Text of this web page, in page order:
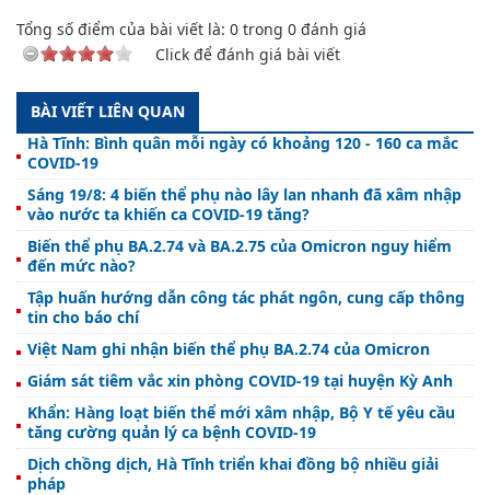
Tổng số điểm của bài viết là: 0 trong 0 đánh giá
Click để đánh giá bài viết
BÀI VIẾT LIÊN QUAN
Hà Tĩnh: Bình quân mỗi ngày có khoảng 120 - 160 ca mắc
COVID-19
Sáng 19/8: 4 biến thể phụ nào lây lan nhanh đã xâm nhập
vào nước ta khiến ca COVID-19 tăng?
Biến thể phụ BA.2.74 và BA.2.75 của Omicron nguy hiểm
đến mức nào?
Tập huấn hướng dẫn công tác phát ngôn, cung cấp thông
tin cho báo chí
Việt Nam ghi nhận biến thể phụ BA.2.74 của Omicron
Giám sát tiêm vắc xin phòng COVID-19 tại huyện Kỳ Anh
Khẩn: Hàng loạt biến thể mới xâm nhập, Bộ Y tế yêu cầu
tăng cường quản lý ca bệnh COVID-19
Dịch chồng dịch, Hà Tĩnh triển khai đồng bộ nhiều giải
pháp